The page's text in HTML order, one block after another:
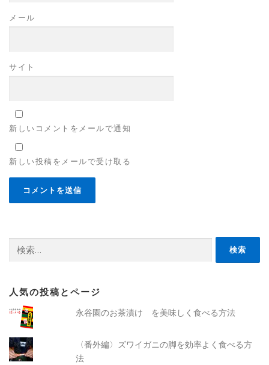
メール
サイト
新しいコメントをメールで通知
新しい投稿をメールで受け取る
索:
人気の投稿とページ
永谷園のお茶漬け を美味しく食べる方法
〈番外編〉ズワイガニの脚を効率よく食べる方
法